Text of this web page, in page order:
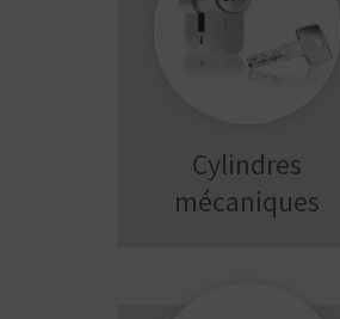
Cylindres
mécaniques